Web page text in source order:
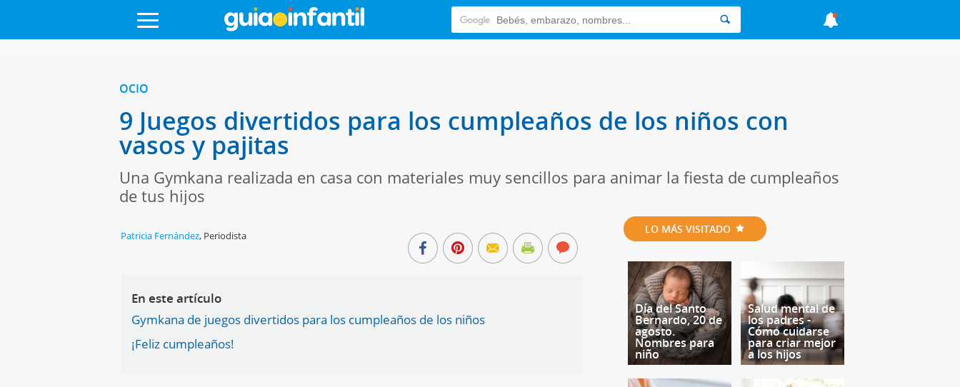
OCIO
9 Juegos divertidos para los cumpleaños de los niños con
vasos y pajitas
Una Gymkana realizada en casa con materiales muy sencillos para animar la fiesta de cumpleaños
de tus hijos
Patricia Fernández, Periodista
En este artículo
Gymkana de juegos divertidos para los cumpleaños de los niños
¡Feliz cumpleaños!
LO MÁS VISITADO
Día del Santo
Bernardo, 20 de
agosto.
Nombres para
niño
Salud mental de
los padres -
Cómo cuidarse
para criar mejor
a los hijos